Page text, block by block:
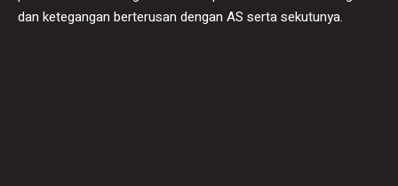
dan ketegangan berterusan dengan AS serta sekutunya.